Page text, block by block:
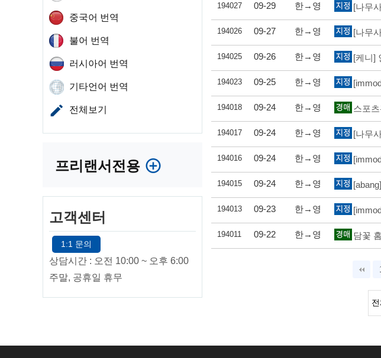
중국어 번역
불어 번역
러시아어 번역
기타언어 번역
전체보기
프리랜서전용
고객센터
1:1 문의
상담시간 : 오전 10:00 ~ 오후 6:00
주말, 공휴일 휴무
194027 09-29 한→영 [나무
194026 09-27 한→영 [나무
194025 09-26 한→영 [케니]
194023 09-25 한→영
194018 09-24 한→영 스포
194017 09-24 한→영
194016 09-24 한→영
194015 09-24 한→영
194013 09-23 한→영
194011 09-22 한→영 담꽃
처음